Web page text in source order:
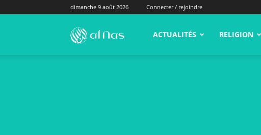
dimanche 9 août 2026 Connecter / rejoindre
alNas.fr ACTUALITÉS RELIGION